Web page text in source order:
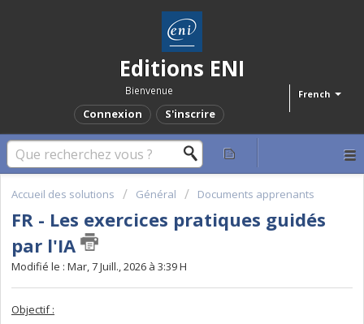
Editions ENI
French
Bienvenue
Connexion S'inscrire
Accueil des solutions Général Documents apprenants
FR - Les exercices pratiques guidés
par l'IA
Modifié le : Mar, 7 Juill., 2026 à 3:39 H
Objectif :